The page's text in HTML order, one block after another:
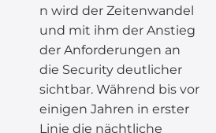
n wird der Zeitenwandel
und mit ihm der Anstieg
der Anforderungen an
die Security deutlicher
sichtbar. Während bis vor
einigen Jahren in erster
Linie die nächtliche